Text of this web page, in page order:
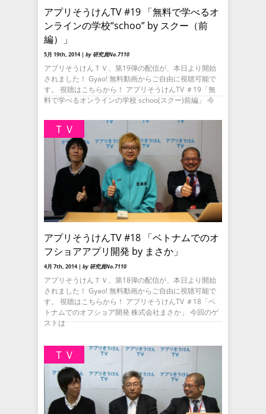
アプリそうけんTV #19 「無料で学べるオ
ンラインの学校“schoo” by スクー（前
編）」
5月 19th, 2014 | by 研究員No.7110
アプリそうけんＴＶ、第19弾の配信が、本日より開始
されました！ Gyao! 無料動画からご自由に視聴可能で
す。 視聴はこちらから！ アプリそうけんTV ＃19「無
料で学べるオンラインの学校 schoo(スクー)前編」 今
ＴＶ
アプリそうけんTV #18 「ベトナムでのオ
フショアアプリ開発 by まさか」
4月 7th, 2014 | by 研究員No.7110
アプリそうけんＴＶ、第18弾の配信が、本日より開始
されました！ Gyao! 無料動画からご自由に視聴可能で
す。 視聴はこちらから！ アプリそうけんTV ＃18「ベ
トナムでのオフショア開発 株式会社まさか」 今回のゲ
ストは
ＴＶ